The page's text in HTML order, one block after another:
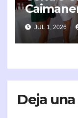
JUL 1, 2026
Deja